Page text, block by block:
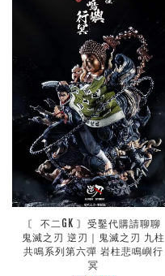
〘 不二GK 〙受鑿代購請聊聊
鬼滅之刃 逆刃｜鬼滅之刃 九柱
共鳴系列第六彈 岩柱悲鳴嶼行
冥